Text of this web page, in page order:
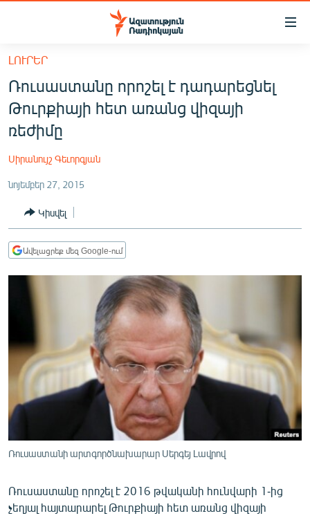
Մատչելիության
հիմնական
բովանդակությանը
Անցնել
հիմնական
մենյուին
ՔԱՂԱՔԱԿԱՆ
ՏՆՏԵՍՈՒԹՅՈՒՆ
ՂԱՐԱԲԱՂ
ՏԱՐԱԾԱՇՐՋԱՆ
ՄՇԱԿՈՒՅԹ
ՍՊՈՐՏ
ՄԵԿՆԱԲԱՆՈՒԹՅՈՒՆ
ՏՏ ԵՒ ԻՆՏԵՐՆԵՏ
ՏԵՍԱՆՅՈՒԹԵՐ
ԼՈՒՐԵՐ
Ռուսաստանը որոշել է դադարեցնել
Թուրքիայի հետ առանց վիզայի
ռեժիմը
Սիրանույշ Գեւորգյան
նոյեմբեր 27, 2015
Կիսվել
Ավելացրեք մեզ Google-ում
Ռուսաստանի արտգործնախարար Սերգեյ Լավրով
Ռուսաստանը որոշել է 2016 թվականի հունվարի 1-ից
չեղյալ հայտարարել Թուրքիայի հետ առանց վիզայի